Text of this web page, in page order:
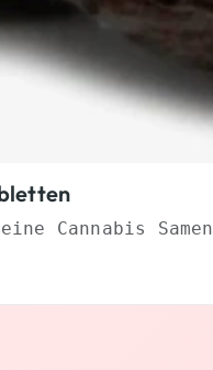
Cannabis Samen